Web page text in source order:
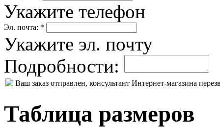
Укажите телефон
Эл. почта: *
Укажите эл. почту
Подробности:
Ваш заказ отправлен, консультант Интернет-магазина
Таблица размеров